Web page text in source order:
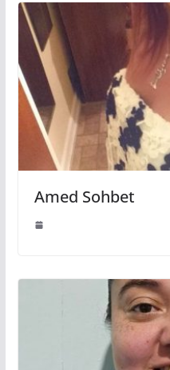
Amed Sohbet